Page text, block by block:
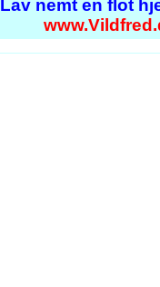
Lav nemt en flot